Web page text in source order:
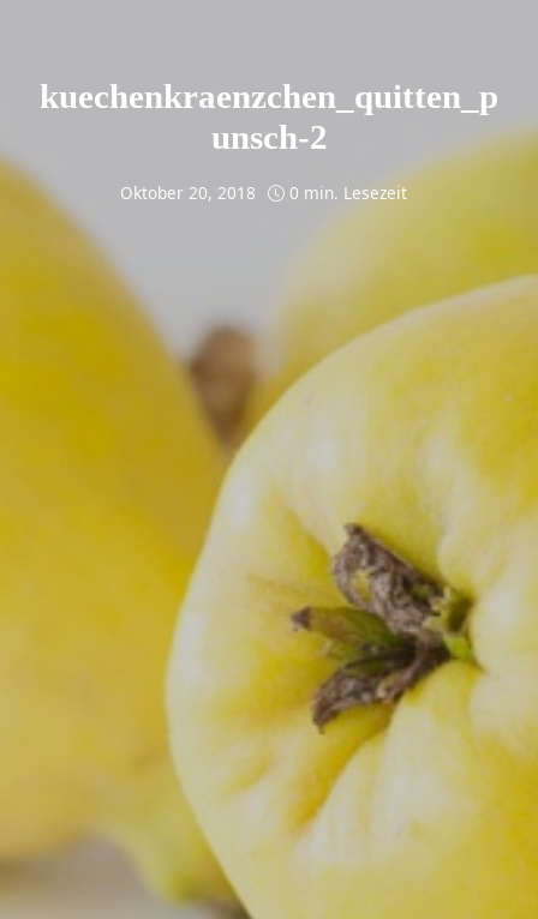
kuechenkraenzchen_quitten_p
unsch-2
Oktober 20, 2018 0 min. Lesezeit